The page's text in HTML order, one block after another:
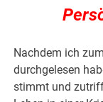
Nachdem ich
durchgelesen
stimmt und